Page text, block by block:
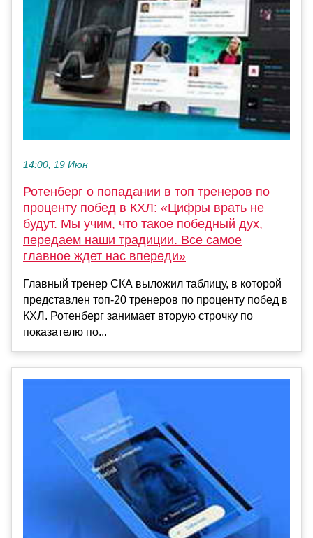
14:00, 19 Июн
Ротенберг о попадании в топ тренеров по
проценту побед в КХЛ: «Цифры врать не
будут. Мы учим, что такое победный дух,
передаем наши традиции. Все самое
главное ждет нас впереди»
Главный тренер СКА выложил таблицу, в которой
представлен топ-20 тренеров по проценту побед в
КХЛ. Ротенберг занимает вторую строчку по
показателю по...